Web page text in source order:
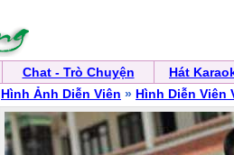
Chat - Trò Chuyện Hát
Hình Ảnh Diễn Viên » Hình Diễn Viên